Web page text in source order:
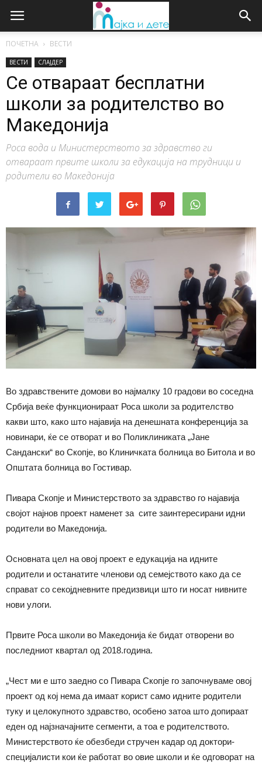
ПОЧЕТНА ВЕСТИ
ВЕСТИ СЛАЈДЕР
Се отвараат бесплатни
школи за родителство во
Македонија
Роса вода и Министерството за здравство ги
отвараат првите школи за едукација на трудници и
родители во Македонија
Во здравствените домови во најмалку 10 градови во соседна
Србија веќе функционираат Роса школи за родителство
какви што, како што најавија на денешната конференција за
новинари, ќе се отворат и во Поликлиниката „Јане
Сандански“ во Скопје, во Клиничката болница во Битола и во
Општата болница во Гостивар.
Пивара Скопје и Министерството за здравство го најавија
својот најнов проект наменет за сите заинтересирани идни
родители во Македонија.
Основната цел на овој проект е едукација на идните
родители и останатите членови од семејството како да се
справат со секојдневните предизвици што ги носат нивните
нови улоги.
Првите Роса школи во Македонија ќе бидат отворени во
последниот квартал од 2018.година.
„Чест ми е што заедно со Пивара Скопје го започнуваме овој
проект од кој нема да имаат корист само идните родители
туку и целокупното здравство, особено затоа што допираат
еден од најзначајните сегменти, а тоа е родителството.
Министерството ќе обезбеди стручен кадар од доктори-
специјалисти кои ќе работат во овие школи и ќе одговорат на